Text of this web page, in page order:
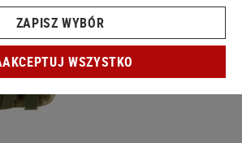
ZAPISZ WYBÓR
WSZYSTKO